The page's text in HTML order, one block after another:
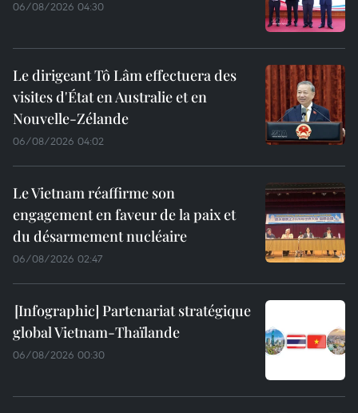
06/08/2026 04:30
Le dirigeant Tô Lâm effectuera des
visites d'État en Australie et en
Nouvelle-Zélande
06/08/2026 04:02
Le Vietnam réaffirme son
engagement en faveur de la paix et
du désarmement nucléaire
06/08/2026 02:47
Partenariat stratégique
global Vietnam-Thaïlande
06/08/2026 00:30